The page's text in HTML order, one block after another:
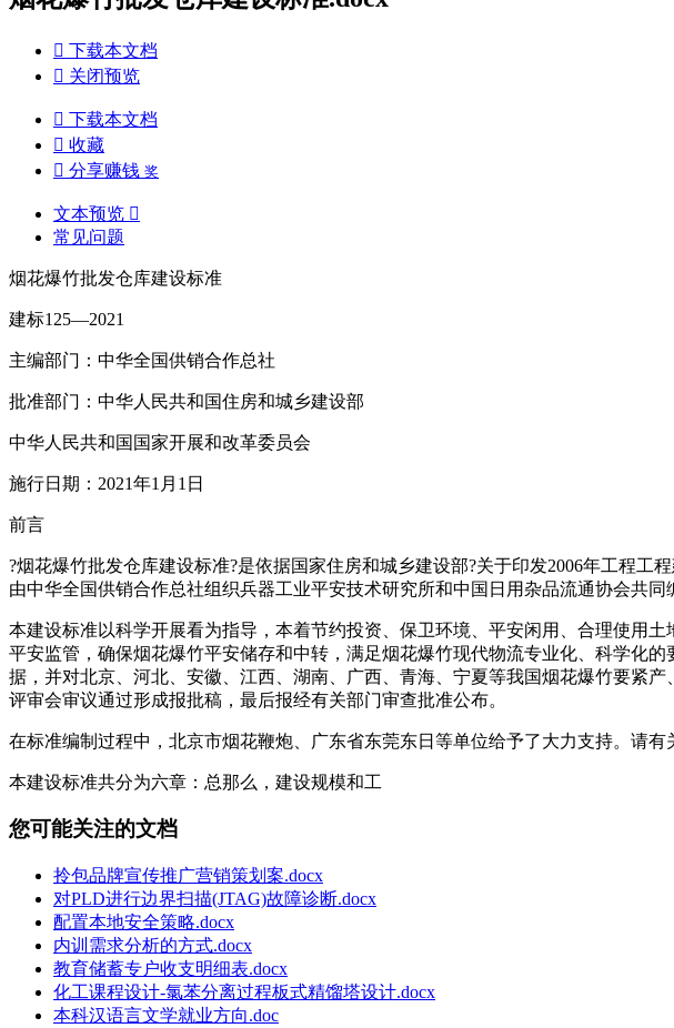
 下载本文档
 关闭预览
 下载本文档
 收藏
 分享赚钱 奖
文本预览 
常见问题
烟花爆竹批发仓库建设标准
建标125—2021
主编部门：中华全国供销合作总社
批准部门：中华人民共和国住房和城乡建设部
中华人民共和国国家开展和改革委员会
施行日期：2021年1月1日
前言
?烟花爆竹批发仓库建设标准?是依据国家住房和城乡建设部?关于印发2006年工程工
由中华全国供销合作总社组织兵器工业平安技术研究所和中国日用杂品流通协会共同
本建设标准以科学开展看为指导，本着节约投资、保卫环境、平安闲用、合理使用
平安监管，确保烟花爆竹平安储存和中转，满足烟花爆竹现代物流专业化、科学化
据，并对北京、河北、安徽、江西、湖南、广西、青海、宁夏等我国烟花爆竹要紧
评审会审议通过形成报批稿，最后报经有关部门审查批准公布。
在标准编制过程中，北京市烟花鞭炮、广东省东莞东日等单位给予了大力支持。请
本建设标准共分为六章：总那么，建设规模和工
您可能关注的文档
拎包品牌宣传推广营销策划案.docx
对PLD进行边界扫描(JTAG)故障诊断.docx
配置本地安全策略.docx
内训需求分析的方式.docx
教育储蓄专户收支明细表.docx
化工课程设计-氯苯分离过程板式精馏塔设计.docx
本科汉语言文学就业方向.doc